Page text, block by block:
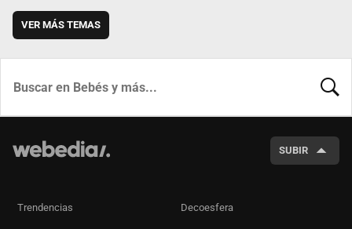
VER MÁS TEMAS
SUBIR
Trendencias Decoesfera